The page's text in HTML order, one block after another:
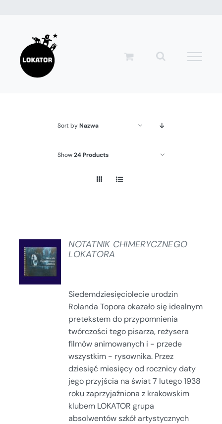
zawartości
Sort byNazwa
Show24 Products
SZCZEGÓŁY
NOTATNIK CHIMERYCZNEGO
LOKATORA
Siedemdziesięciolecie urodzin
Rolanda Topora okazało się idealnym
pretekstem do przypomnienia
twórczości tego pisarza, reżysera
filmów animowanych i - przede
wszystkim - rysownika. Przez
dziesięć miesięcy od rocznicy daty
jego przyjścia na świat 7 lutego 1938
roku zaprzyjaźniona z krakowskim
klubem LOKATOR grupa
absolwentów szkół artystycznych